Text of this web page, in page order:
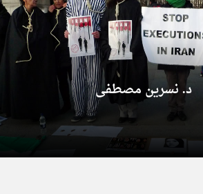
د. نسرين مصطفى